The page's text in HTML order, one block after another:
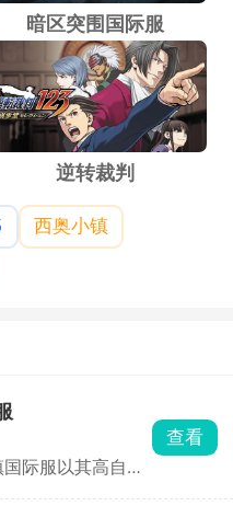
暗区突围国际服
逆转裁判
西奥小镇
际服以其高自由
查看